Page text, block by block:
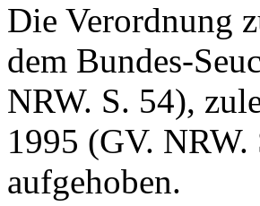
Die Verordnung
dem Bundes-
NRW. S. 54),
1995 (GV.
aufgehoben.